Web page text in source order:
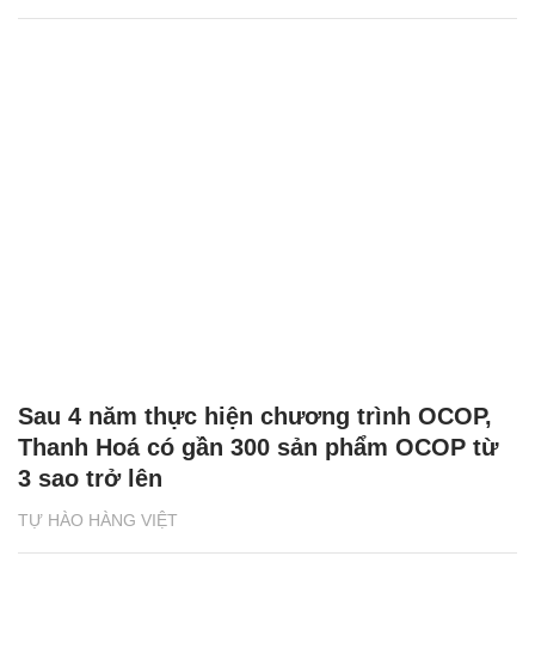
TỰ HÀO HÀNG VIỆT
Sau 4 năm thực hiện chương trình OCOP,
Thanh Hoá có gần 300 sản phẩm OCOP từ
3 sao trở lên